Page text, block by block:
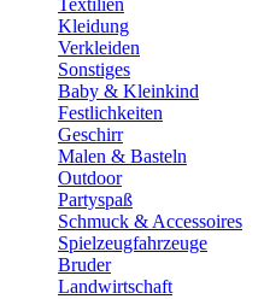
Textilien
Kleidung
Verkleiden
Sonstiges
Baby & Kleinkind
Festlichkeiten
Geschirr
Malen & Basteln
Outdoor
Partyspaß
Schmuck & Accessoires
Spielzeugfahrzeuge
Bruder
Landwirtschaft